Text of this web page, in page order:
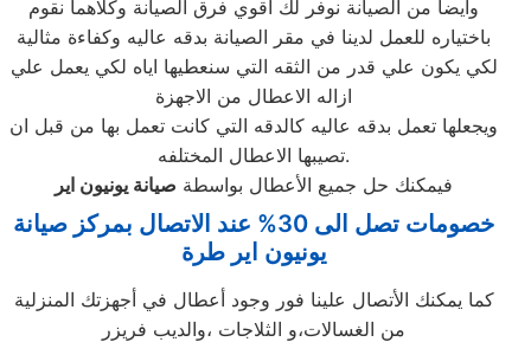
وايضا من الصيانة نوفر لك اقوي فرق الصيانة وكلاهما نقوم
باختياره للعمل لدينا في مقر الصيانة بدقه عاليه وكفاءة مثالية
لكي يكون علي قدر من الثقه التي سنعطيها اياه لكي يعمل علي
ازاله الاعطال من الاجهزة
ويجعلها تعمل بدقه عاليه كالدقه التي كانت تعمل بها من قبل ان
تصيبها الاعطال المختلفه.
فيمكنك حل جميع الأعطال بواسطة صيانة يونيون اير
خصومات تصل الى 30% عند الاتصال بمركز صيانة
يونيون اير طرة
كما يمكنك الأتصال علينا فور وجود أعطال في أجهزتك المنزلية
من الغسالات،و الثلاجات ،والديب فريزر